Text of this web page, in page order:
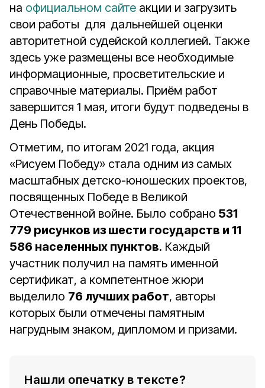
на официальном сайте акции и загрузить
свои работы для дальнейшей оценки
авторитетной судейской коллегией. Также
здесь уже размещены все необходимые
информационные, просветительские и
справочные материалы. Приём работ
завершится 1 мая, итоги будут подведены в
День Победы.
Отметим, по итогам 2021 года, акция
«Рисуем Победу» стала одним из самых
масштабных детско-юношеских проектов,
посвященных Победе в Великой
Отечественной войне. Было собрано 531
779 рисунков из шести государств и 11
586 населенных пунктов. Каждый
участник получил на память именной
сертификат, а компетентное жюри
выделило 76 лучших работ, авторы
которых были отмечены памятным
нагрудным знаком, дипломом и призами.
Нашли опечатку в тексте?